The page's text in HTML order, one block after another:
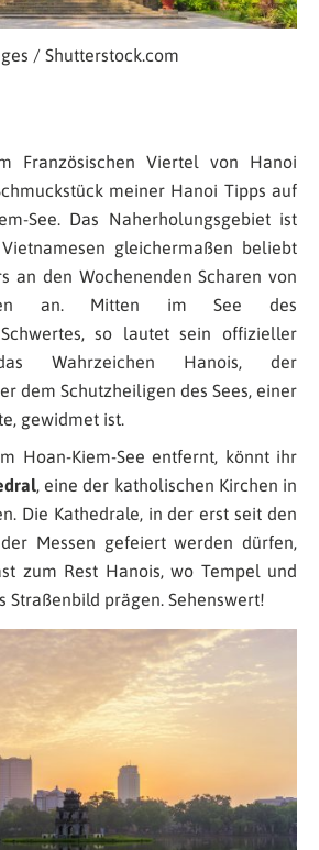
/ Shutterstock.com
Französischen Viertel von Hanoi
meiner Hanoi Tipps auf
See. Das Naherholungsgebiet ist
gleichermaßen beliebt
an den Wochenenden Scharen von
an. Mitten im See des
so lautet sein offizieller
Wahrzeichen Hanois, der
dem Schutzheiligen des Sees, einer
gewidmet ist.
Hoan-Kiem-See entfernt, könnt ihr
, eine der katholischen Kirchen in
Die Kathedrale, in der erst seit den
Messen gefeiert werden dürfen,
zum Rest Hanois, wo Tempel und
Straßenbild prägen. Sehenswert!